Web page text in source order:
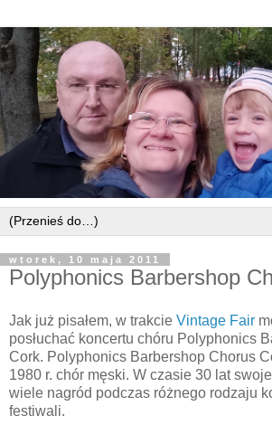
wtorek, 10 maja 2011
Polyphonics Barbershop
Jak już pisałem, w trakcie Vintage Fair
posłuchać koncertu chóru Polyphonics
Cork. Polyphonics Barbershop Chorus
1980 r. chór męski. W czasie 30 lat
wiele nagród podczas różnego rodzaju
festiwali.